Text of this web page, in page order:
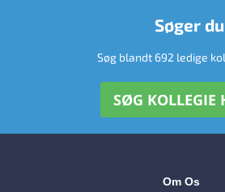
Søger
Søg blandt 692 ledige
SØG KOLLEGIE
Om Os